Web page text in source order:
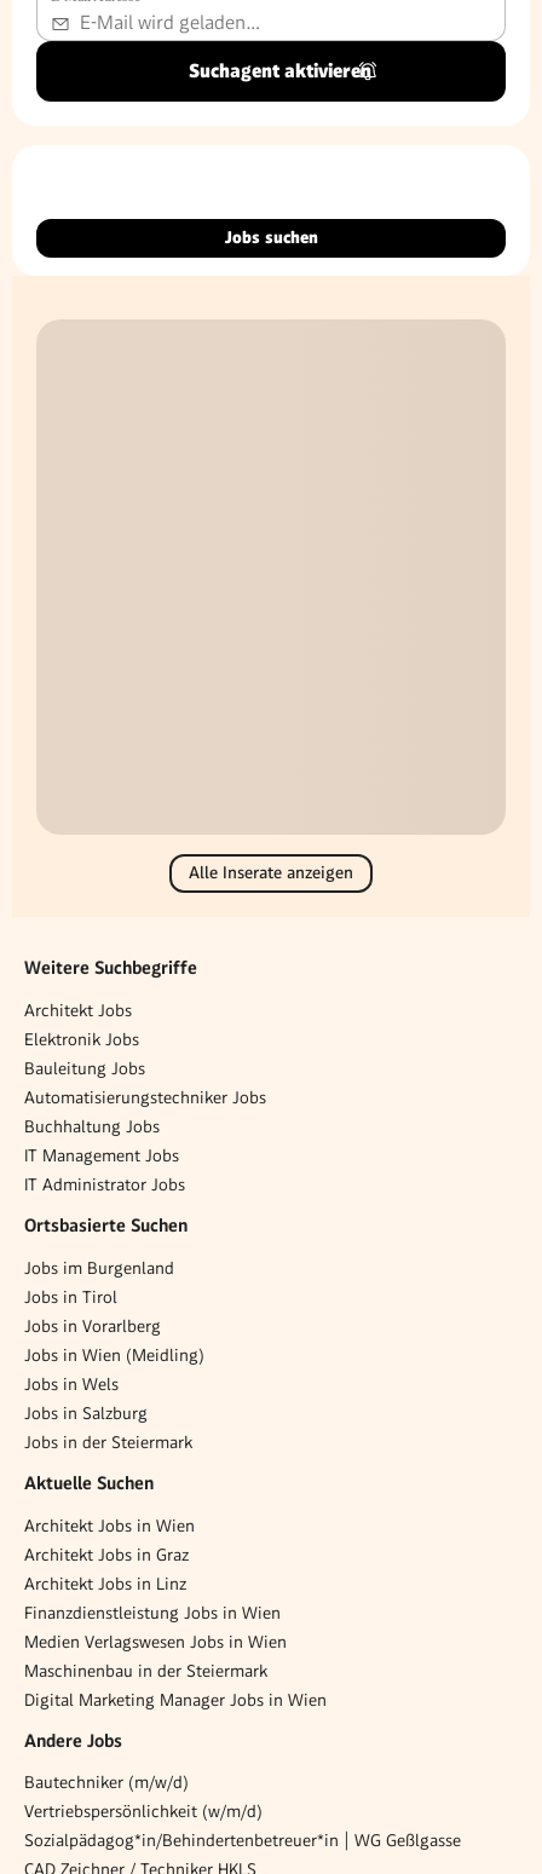
Suchagent aktivieren
Jobs suchen
Alle Inserate anzeigen
Weitere Suchbegriffe
Architekt Jobs
Elektronik Jobs
Bauleitung Jobs
Automatisierungstechniker Jobs
Buchhaltung Jobs
IT Management Jobs
IT Administrator Jobs
Ortsbasierte Suchen
Jobs im Burgenland
Jobs in Tirol
Jobs in Vorarlberg
Jobs in Wien (Meidling)
Jobs in Wels
Jobs in Salzburg
Jobs in der Steiermark
Aktuelle Suchen
Architekt Jobs in Wien
Architekt Jobs in Graz
Architekt Jobs in Linz
Finanzdienstleistung Jobs in Wien
Medien Verlagswesen Jobs in Wien
Maschinenbau in der Steiermark
Digital Marketing Manager Jobs in Wien
Andere Jobs
Bautechniker (m/w/d)
Vertriebspersönlichkeit (w/m/d)
Sozialpädagog*in/Behindertenbetreuer*in | WG Geßlgasse
CAD Zeichner / Techniker HKLS